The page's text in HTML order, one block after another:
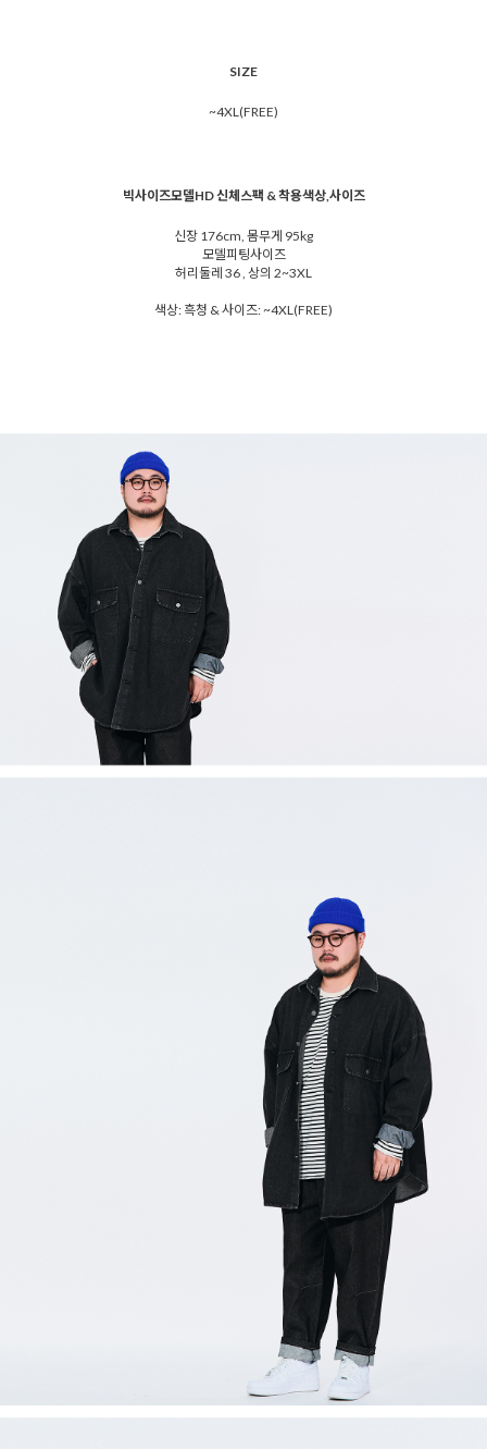
SIZE
~4XL(FREE)
빅사이즈모델HD 신체스팩 & 착용색상,사이즈
신장 176cm, 몸무게 95kg
모델피팅사이즈
허리둘레 36 , 상의 2~3XL
색상: 흑청 & 사이즈: ~4XL(FREE)